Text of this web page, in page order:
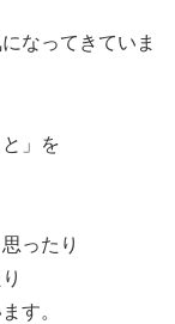
なってきていま
」を
ったり
す。